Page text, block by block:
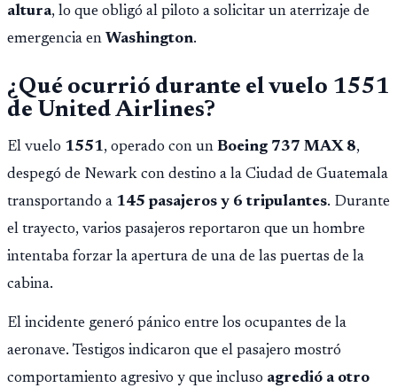
altura, lo que obligó al piloto a solicitar un aterrizaje de
emergencia en Washington.
¿Qué ocurrió durante el vuelo 1551
de United Airlines?
El vuelo 1551, operado con un Boeing 737 MAX 8,
despegó de Newark con destino a la Ciudad de Guatemala
transportando a 145 pasajeros y 6 tripulantes. Durante
el trayecto, varios pasajeros reportaron que un hombre
intentaba forzar la apertura de una de las puertas de la
cabina.
El incidente generó pánico entre los ocupantes de la
aeronave. Testigos indicaron que el pasajero mostró
comportamiento agresivo y que incluso agredió a otro